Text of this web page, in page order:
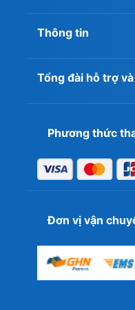
Nếu bạn muốn
chuyên nghiệp, cấu
mà, thì hãy chọn
hình đời cao như
Thông tin
Tổng đài hỗ trợ
Phương thức
Đơn vị vận